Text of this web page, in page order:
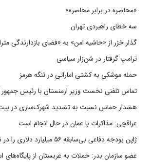
«محاصره در برابر محاصره»
سه خطای راهبردی تهران
گذار خزر از «حاشیه امن» به «فضای بازدارندگی
ترامپ گرفتار در شن‌زار سیاسی
حمله موشکی به کشتی اماراتی در تنگه هرمز
تماس تلفنی نخست وزیر ارمنستان با رئیس جمهور
هشدار حماس نسبت به تشدید شهرک‌سازی در
عراقچی: مذاکرات با عمان در حال انجام است
ژاپن بودجه دفاعی بی‌سابقه ۵۶ میلیارد دلاری را در نظر دارد
عضو سازمان بدر: حملات به عربستان از پایگاه‌های